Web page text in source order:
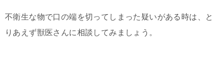
不衛生な物で口の端を切ってしまった疑いがある時は、と
りあえず獣医さんに相談してみましょう。